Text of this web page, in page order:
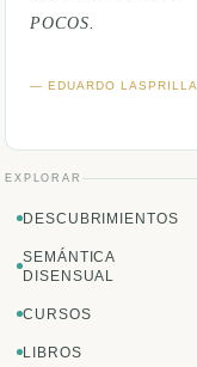
POCOS.
— EDUARDO LASPRILLA
EXPLORAR
DESCUBRIMIENTOS
SEMÁNTICA
DISENSUAL
CURSOS
LIBROS